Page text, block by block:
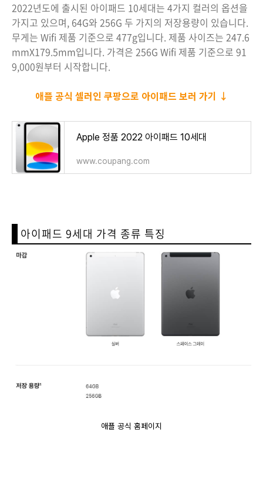
2022년도에 출시된 아이패드 10세대는 4가지 컬러의 옵션을
가지고 있으며, 64G와 256G 두 가지의 저장용량이 있습니다.
무게는 Wifi 제품 기준으로 477g입니다. 제품 사이즈는 247.6
mmX179.5mm입니다. 가격은 256G Wifi 제품 기준으로 91
9,000원부터 시작합니다.
애플 공식 셀러인 쿠팡으로 아이패드 보러 가기 ↓
Apple 정품 2022 아이패드 10세대
www.coupang.com
아이패드 9세대 가격 종류 특징
애플 공식 홈페이지